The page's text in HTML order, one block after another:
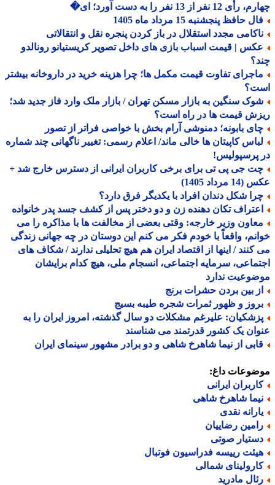
نفر از 13 نفر را به دست آورد؛ ای�
حافظ پنجشنبه 15 مرداد ماه 1405
مجدد استقلال در باز کردن پنجره نقل و انتقالاتی
| قیمت اسباب بازی های داخل تصویر کریستیانو رونالدو
تفاوت قیمت مکمل ها؛ چرا هزینه خرید در داروخانه بیشتر
سنگین به بازار مسکن تهران / بازار ملک وارد فاز جدید شد؛
قیمت ها در راه است؟
بابونه؛ دمنوشی آرام بخش با خواصی فراتر از تصور
کاپیتان ها خالی ماند/ اعلام رسمی: تغییر ناگهانی چند شماره
پرسپولیس!
جی پی تی برای برخی کاربران ایرانی از دسترس خارج شد +
مرداد 1405)
شکل دندان افراد با یکدیگر فرق دارد؟
تکان دهنده زن و دو دختر پس از کشف جسد پدر خانواده
وزیر خارجه: وقتی بعضی از مخالفت ها با مذاکره را می
واقعاً با خودم فکر می کنم این دوستان در چه جهانی زندگی
/ اینها از اقتصاد ایران هم هیچ تحلیلی ندارند / شکاف های
سرمایه اجتماعی، انسجام ملی، هیچ کدام برایشان
ندارد
بین بردن حشرات برنج
و ظهور ثمرات شجره طیبه بسیج
علیرغم مشکلات دو سال گذشته، امروز ایران را به
یک کشور قدرتمند می شناسند
از نیما شاهرخ شاهی و دو برادر مشهور سینمای ایران
داغ:
ایرانی
شاهرخ شاهی
نقدی
رضاییان
صوتی
رییسه فدراسیون فوتبال
شمالی
مادرید